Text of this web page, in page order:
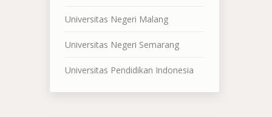
Universitas Negeri Malang
Universitas Negeri Semarang
Universitas Pendidikan Indonesia